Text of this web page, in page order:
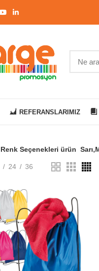
REFERANSLARIMIZ
Renk Seçenekleri ürün
24 36